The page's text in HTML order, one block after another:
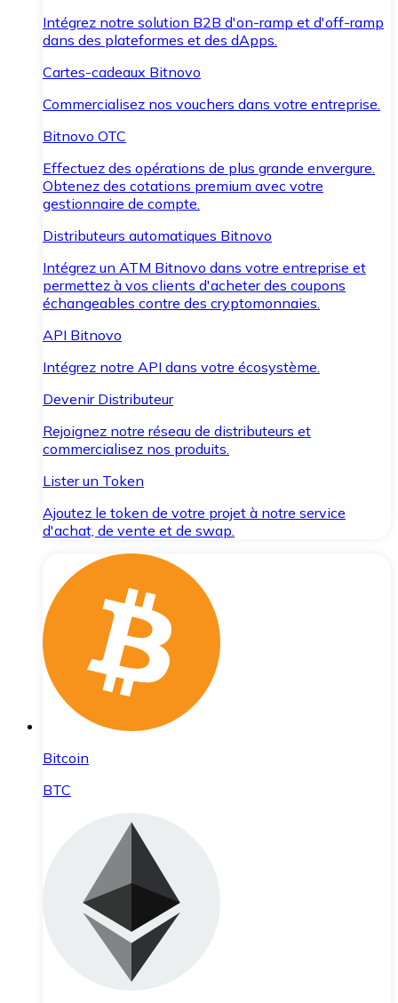
Intégrez notre solution B2B d'on-ramp et d'off-ramp
dans des plateformes et des dApps.
Cartes-cadeaux Bitnovo
Commercialisez nos vouchers dans votre entreprise.
Bitnovo OTC
Effectuez des opérations de plus grande envergure.
Obtenez des cotations premium avec votre
gestionnaire de compte.
Distributeurs automatiques Bitnovo
Intégrez un ATM Bitnovo dans votre entreprise et
permettez à vos clients d'acheter des coupons
échangeables contre des cryptomonnaies.
API Bitnovo
Intégrez notre API dans votre écosystème.
Devenir Distributeur
Rejoignez notre réseau de distributeurs et
commercialisez nos produits.
Lister un Token
Ajoutez le token de votre projet à notre service
d'achat, de vente et de swap.
Bitcoin
BTC